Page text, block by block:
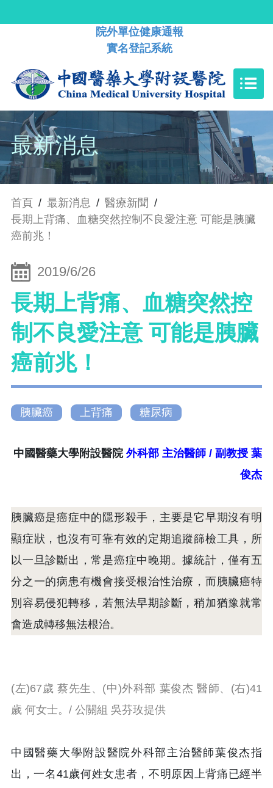
院外單位健康通報
實名登記系統
最新消息
首頁 / 最新消息 / 醫療新聞 /
長期上背痛、血糖突然控制不良愛注意 可能是胰臟
癌前兆！
2019/6/26
長期上背痛、血糖突然控
制不良愛注意 可能是胰臟
癌前兆！
胰臟癌 上背痛 糖尿病
中國醫藥大學附設醫院 外科部 主治醫師 / 副教授 葉
俊杰
胰臟癌是癌症中的隱形殺手，主要是它早期沒有明
顯症狀，也沒有可靠有效的定期追蹤篩檢工具，所
以一旦診斷出，常是癌症中晚期。據統計，僅有五
分之一的病患有機會接受根治性治療，而胰臟癌特
別容易侵犯轉移，若無法早期診斷，稍加猶豫就常
會造成轉移無法根治。
(左)67歲 蔡先生、(中)外科部 葉俊杰 醫師、(右)41
歲 何女士。/ 公關組 吳芬玫提供
中國醫藥大學附設醫院外科部主治醫師葉俊杰指
出，一名41歲何姓女患者，不明原因上背痛已經半